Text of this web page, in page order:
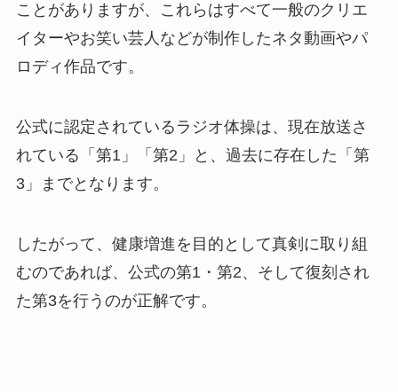
ことがありますが、これらはすべて一般のクリエ
イターやお笑い芸人などが制作したネタ動画やパ
ロディ作品です。
公式に認定されているラジオ体操は、現在放送さ
れている「第1」「第2」と、過去に存在した「第
3」までとなります。
したがって、健康増進を目的として真剣に取り組
むのであれば、公式の第1・第2、そして復刻され
た第3を行うのが正解です。